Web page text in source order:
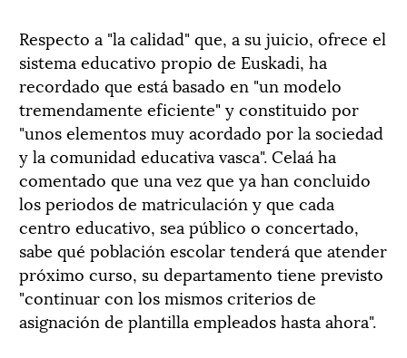
Respecto a "la calidad" que, a su juicio, ofrece el
sistema educativo propio de Euskadi, ha
recordado que está basado en "un modelo
tremendamente eficiente" y constituido por
"unos elementos muy acordado por la sociedad
y la comunidad educativa vasca". Celaá ha
comentado que una vez que ya han concluido
los periodos de matriculación y que cada
centro educativo, sea público o concertado,
sabe qué población escolar tenderá que atender
próximo curso, su departamento tiene previsto
"continuar con los mismos criterios de
asignación de plantilla empleados hasta ahora".